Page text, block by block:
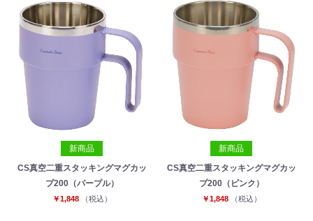
新商品
CS真空二重スタッキングマグカッ
プ200（パープル）
￥1,848 （税込）
新商品
CS真空二重スタッキングマグカッ
プ200（ピンク）
￥1,848 （税込）